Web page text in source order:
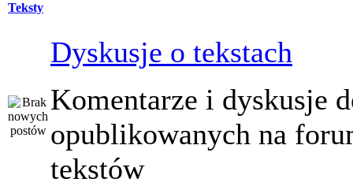
Teksty
Dyskusje o tekstach
Komentarze i dyskusje
opublikowanych na
tekstów